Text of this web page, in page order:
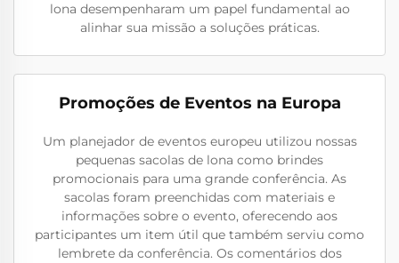
lona desempenharam um papel fundamental ao
alinhar sua missão a soluções práticas.
Promoções de Eventos na Europa
Um planejador de eventos europeu utilizou nossas
pequenas sacolas de lona como brindes
promocionais para uma grande conferência. As
sacolas foram preenchidas com materiais e
informações sobre o evento, oferecendo aos
participantes um item útil que também serviu como
lembrete da conferência. Os comentários dos